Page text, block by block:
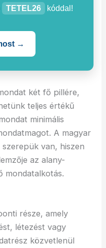
TETEL26 kóddal!
→
két fő pillére,
teljes értékű
minimális
A magyar
van, hiszen
az alany-
mondatalkotás.
része, amely
létezést vagy
közvetlenül